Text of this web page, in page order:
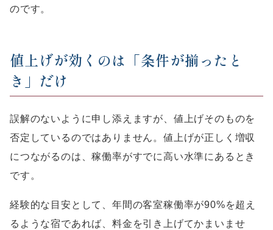
のです。
値上げが効くのは「条件が揃ったと
き」だけ
誤解のないように申し添えますが、値上げそのものを
否定しているのではありません。値上げが正しく増収
につながるのは、稼働率がすでに高い水準にあるとき
です。
経験的な目安として、年間の客室稼働率が90%を超え
るような宿であれば、料金を引き上げてかまいませ